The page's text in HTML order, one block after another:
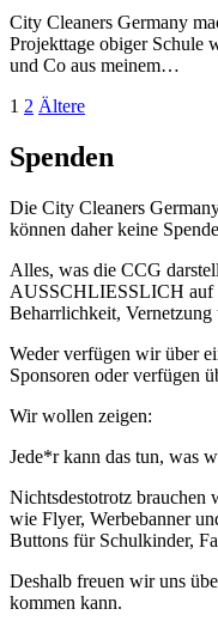
City Cleaners Germany
Projekttage obiger Schule
und Co aus meinem…
der
Beiträge
Seite
1 Seite
2 ÄltereÄltere
Spenden
Die City Cleaners
können daher keine
Alles, was die CCG
AUSSCHLIESSLICH auf
Beharrlichkeit, Vernetzung
Weder verfügen wir über
Sponsoren oder verfügen
Wir wollen zeigen:
Jede*r kann das tun, was
Nichtsdestotrotz brauchen
wie Flyer, Werbebanner
Buttons für Schulkinder,
Deshalb freuen wir uns
kommen kann.